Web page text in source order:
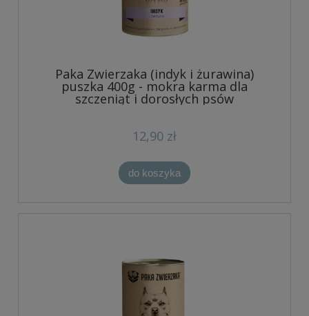
Paka Zwierzaka (indyk i żurawina)
puszka 400g - mokra karma dla
szczeniąt i dorosłych psów
12,90 zł
do koszyka